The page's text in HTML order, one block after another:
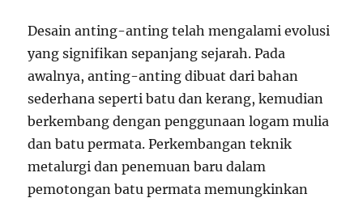
Desain anting-anting telah mengalami evolusi
yang signifikan sepanjang sejarah. Pada
awalnya, anting-anting dibuat dari bahan
sederhana seperti batu dan kerang, kemudian
berkembang dengan penggunaan logam mulia
dan batu permata. Perkembangan teknik
metalurgi dan penemuan baru dalam
pemotongan batu permata memungkinkan